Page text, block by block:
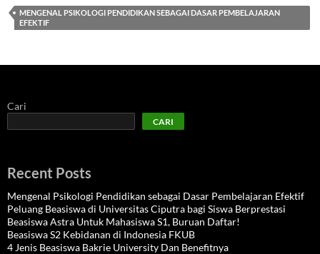
MENGENAL PSIKOLOGI PENDIDIKAN SEBAGAI DASAR PEMBELAJARAN
EFEKTIF
Cari
CARI
Recent Posts
Mengenal Psikologi Pendidikan sebagai Dasar Pembelajaran Efektif
Peluang Beasiswa di Universitas Ciputra bagi Siswa Berprestasi
Beasiswa Astra Untuk Mahasiswa S1, Buruan Daftar!
Beasiswa S2 Kebidanan di Indonesia FKUB
4 Jenis Beasiswa Bakrie University Dan Benefitnya